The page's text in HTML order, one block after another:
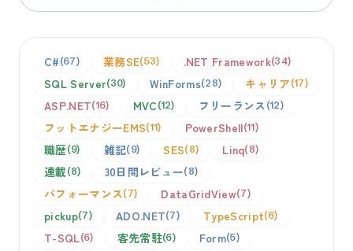
C# 67 業務SE 53 .NET Framework 34
SQL Server 30 WinForms 28 キャリア 17
ASP.NET 16 MVC 12 フリーランス 12
フットエナジーEMS 11 PowerShell 11
職歴 9 雑記 9 SES 8 Linq 8
連載 8 30日間レビュー 8
パフォーマンス 7 DataGridView 7
pickup 7 ADO.NET 7 TypeScript 6
T-SQL 6 客先常駐 6 Form 5